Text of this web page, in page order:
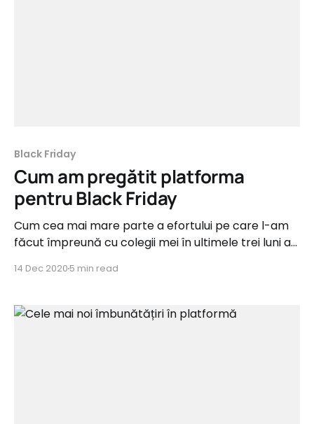
Black Friday
Cum am pregătit platforma
pentru Black Friday
Cum cea mai mare parte a efortului pe care l-am
făcut împreună cu colegii mei în ultimele trei luni a
cadrul acestui articol din seria Product Updates
vedea cum mare parte dintre ele au
14 Dec 2020 5 min read